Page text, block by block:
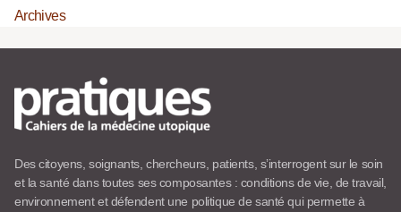
Archives
Des citoyens, soignants, chercheurs, patients, s’interrogent sur le soin
et la santé dans toutes ses composantes : conditions de vie, de travail,
environnement et défendent une politique de santé qui permette à